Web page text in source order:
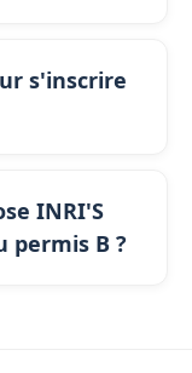
s'inscrire
INRI'S
permis B ?